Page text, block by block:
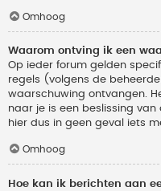
Omhoog
Waarom ontving ik een
Op ieder forum gelden
regels (volgens de
waarschuwing ontvangen.
naar je is een beslissing van
hier dus in geen geval iets
Omhoog
Hoe kan ik berichten aan